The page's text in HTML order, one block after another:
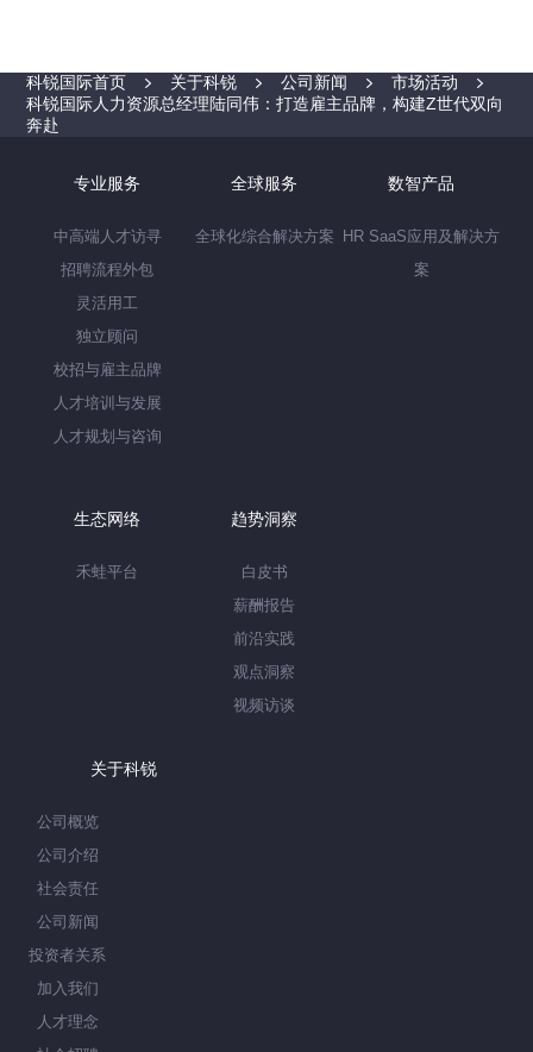
科锐国际首页 关于科锐 公司新闻
市场活动
科锐国际人力资源总经理陆同伟：打造雇主品牌，构建Z世代双向
奔赴
专业服务
中高端人才访寻
招聘流程外包
灵活用工
独立顾问
校招与雇主品牌
人才培训与发展
人才规划与咨询
全球服务
全球化综合解决方案
数智产品
HR SaaS应用及解决方
案
生态网络
禾蛙平台
趋势洞察
白皮书
薪酬报告
前沿实践
观点洞察
视频访谈
关于科锐
公司概览
公司介绍
社会责任
公司新闻
投资者关系
加入我们
人才理念